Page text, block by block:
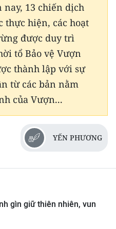
13 chiến dịch
thực hiện, các hoạt
được duy trì
tổ Bảo vệ Vượn
thành lập với sự
từ các bản nằm
của Vượn...
YẾN PHƯƠNG
gìn giữ thiên nhiên, vun